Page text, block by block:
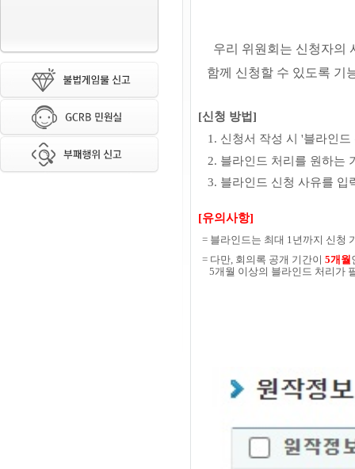
우리 위원회는 신청자의
함께 신청할 수 있도록 기
[신청 방법]
1. 신청서 작성 시 '블라인드
2. 블라인드 처리를 원하는
3. 블라인드 신청 사유를 입
[유의사항]
= 블라인드는 최대 1년까지 신청
= 다만, 회의록 공개 기간이 5개월
5개월 이상의 블라인드 처리가